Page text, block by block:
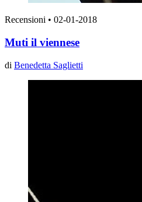
Recensioni • 02-01-2018
Muti il viennese
di Benedetta Saglietti